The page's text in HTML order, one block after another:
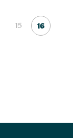
15 16